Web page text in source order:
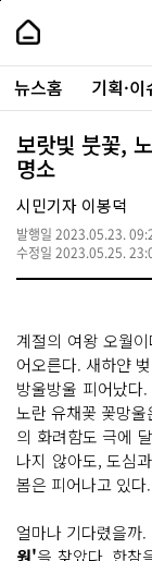
본
로
가
내
손
안
에
서
울
-
서
울
시
대
표
소
통
포
주
요
서
뉴스홈 기획·이
보랏빛 붓꽃,
명소
시민기자 이봉덕
발행일 2023.05.23.
수정일 2023.05.25.
계절의 여왕 오월
어오른다. 새하얀
방울방울 피어났다
노란 유채꽃 꽃망
의 화려함도 극에
나지 않아도, 도심
봄은 피어나고 있다.
얼마나 기다렸을까
원'을 찾았다. 한참
페
상
단
로